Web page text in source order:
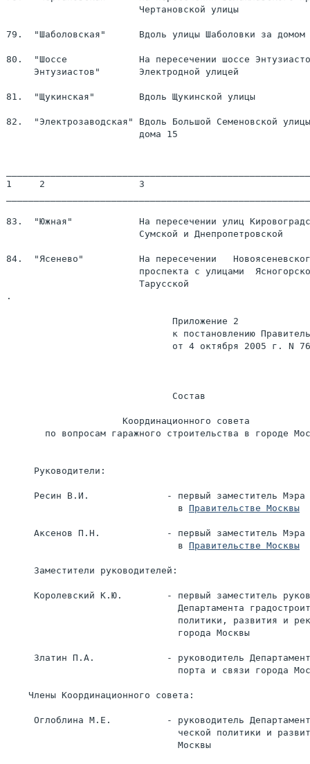
Правительстве Москвы
Аксенов П.Н.            - первый заместитель Мэра
                               в
Правительстве Москвы
     Заместители руководителей:
Королевский К.Ю.        - первый заместитель
Департамента
политики, развития и
                               города Москвы
Златин П.А.             - руководитель
порта и связи города
    Члены Координационного совета:
Оглоблина М.Е.          - руководитель
ческой политики и
                               Москвы